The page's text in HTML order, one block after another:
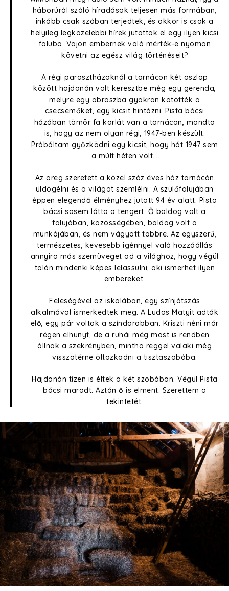
háborúról szóló híradások teljesen más formában,
inkább csak szóban terjedtek, és akkor is csak a
helyileg legközelebbi hírek jutottak el egy ilyen kicsi
faluba. Vajon embernek való mérték-e nyomon
követni az egész világ történéseit?
A régi parasztházaknál a tornácon két oszlop
között hajdanán volt keresztbe még egy gerenda,
melyre egy abroszba gyakran kötötték a
csecsemőket, egy kicsit hintázni. Pista bácsi
házában tömör fa korlát van a tornácon, mondta
is, hogy az nem olyan régi, 1947-ben készült.
Próbáltam győzködni egy kicsit, hogy hát 1947 sem
a múlt héten volt…
Az öreg szeretett a közel száz éves ház tornácán
üldögélni és a világot szemlélni. A szülőfalujában
éppen elegendő élményhez jutott 94 év alatt. Pista
bácsi sosem látta a tengert. Ő boldog volt a
falujában, közösségében, boldog volt a
munkájában, és nem vágyott többre. Az egyszerű,
természetes, kevesebb igénnyel való hozzáállás
annyira más szemüveget ad a világhoz, hogy végül
talán mindenki képes lelassulni, aki ismerhet ilyen
embereket.
Feleségével az iskolában, egy színjátszás
alkalmával ismerkedtek meg. A Ludas Matyit adták
elő, egy pár voltak a színdarabban. Kriszti néni már
régen elhunyt, de a ruhái még most is rendben
állnak a szekrényben, mintha reggel valaki még
visszatérne öltözködni a tisztaszobába.
Hajdanán tízen is éltek a két szobában. Végül Pista
bácsi maradt. Aztán ő is elment. Szerettem a
tekintetét.